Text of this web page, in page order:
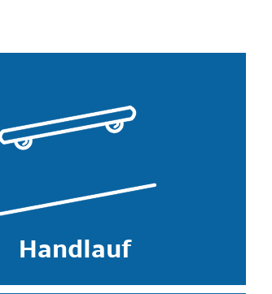
Handlauf